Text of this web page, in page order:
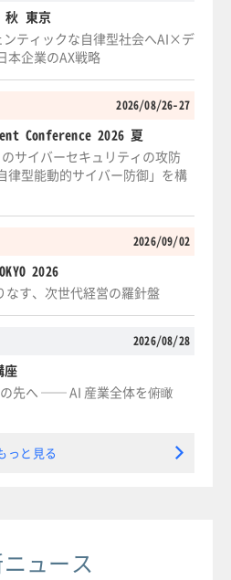
秋 東京
ンティックな自律型社会へAI×デ
本企業のAX戦略
2026/08/26-27
Conference 2026 夏
サイバーセキュリティの攻防
律型能動的サイバー防御」を構
2026/09/02
2026
なす、次世代経営の羅針盤
2026/08/28
座
先へ ── AI 産業全体を俯瞰
っと見る
ュース